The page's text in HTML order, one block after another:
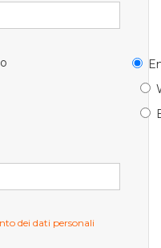
dei dati personali